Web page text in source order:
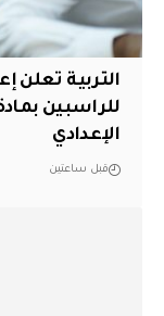
التربية تعلن
للراسبين
الإعدادي
قبل ساعتين